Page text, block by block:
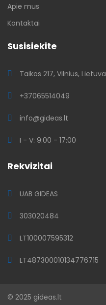
Apie mus
Kontaktai
Susisiekite
Taikos 217, Vilnius, Lietuva
+37065514049
info@gideas.lt
I - V: 9:00 - 17:00
Rekvizitai
UAB GIDEAS
303020484
LT100007595312
LT487300010134776715
© 2025 gideas.lt